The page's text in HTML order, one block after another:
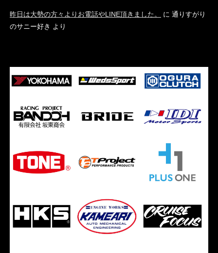
昨日は大勢の方々よりお電話やLINE頂きました。 に 通りすがり
のサニー好き より